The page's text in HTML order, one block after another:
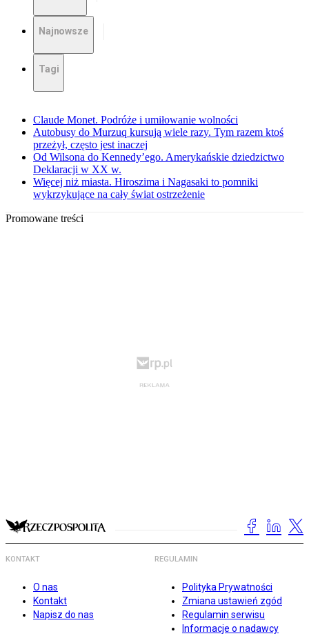
Najnowsze
Tagi
Claude Monet. Podróże i umiłowanie wolności
Autobusy do Murzuq kursują wiele razy. Tym razem ktoś
przeżył, często jest inaczej
Od Wilsona do Kennedy’ego. Amerykańskie dziedzictwo
Deklaracji w XX w.
Więcej niż miasta. Hiroszima i Nagasaki to pomniki
wykrzykujące na cały świat ostrzeżenie
Promowane treści
KONTAKT
O nas
Kontakt
Napisz do nas
REGULAMIN
Polityka Prywatności
Zmiana ustawień zgód
Regulamin serwisu
Informacje o nadawcy